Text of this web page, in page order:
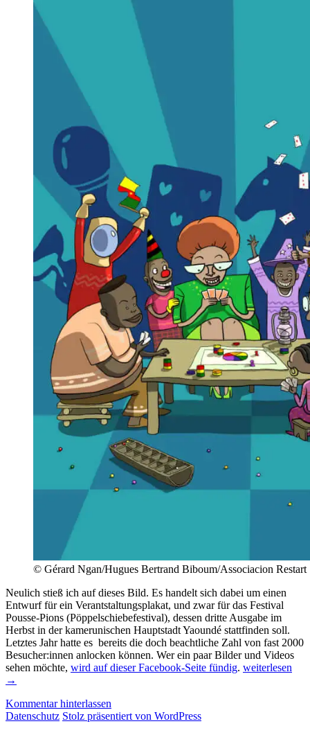
© Gérard Ngan/Hugues Bertrand Biboum/Associacion Restart
Neulich stieß ich auf dieses Bild. Es handelt sich dabei um einen
Entwurf für ein Verantstaltungsplakat, und zwar für das Festival
Pousse-Pions (Pöppelschiebefestival), dessen dritte Ausgabe im
Herbst in der kamerunischen Hauptstadt Yaoundé stattfinden soll.
Letztes Jahr hatte es bereits die doch beachtliche Zahl von fast 2000
Besucher:innen anlocken können. Wer ein paar Bilder und Videos
sehen möchte, wird auf dieser Facebook-Seite fündig. Kamerunische
weiterlesen
→
Kommentar hinterlassen
Datenschutz Stolz präsentiert von WordPress